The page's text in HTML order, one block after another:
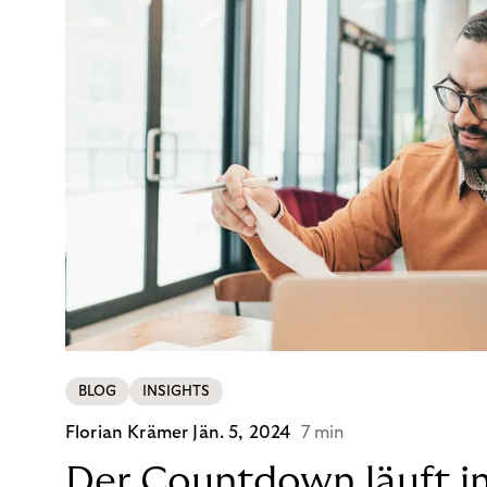
BLOG INSIGHTS
Florian Krämer Jän. 5, 2024 7 min